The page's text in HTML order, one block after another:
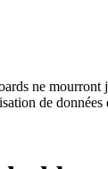
ne mourront
de données